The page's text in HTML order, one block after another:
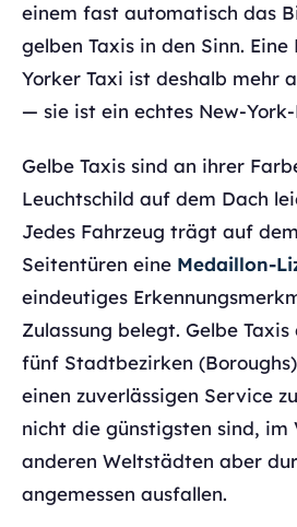
einem fast automatisch das
gelben Taxis in den Sinn.
Yorker Taxi ist deshalb mehr
— sie ist ein echtes New-York-
Gelbe Taxis sind an ihrer
Leuchtschild auf dem Dach
Jedes Fahrzeug trägt auf
Seitentüren eine Medaillon-
eindeutiges
Zulassung belegt. Gelbe
fünf Stadtbezirken
einen zuverlässigen Service
nicht die günstigsten sind, im
anderen Weltstädten aber
angemessen ausfallen.